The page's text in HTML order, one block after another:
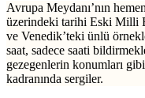
Avrupa Meydanı’nın
üzerindeki tarihi Eski Milli
ve Venedik’teki ünlü
saat, sadece saati
gezegenlerin konumları
kadranında sergiler.